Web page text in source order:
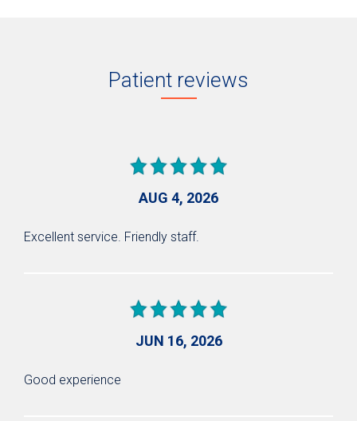
Patient reviews
AUG 4, 2026
Excellent service. Friendly staff.
JUN 16, 2026
Good experience